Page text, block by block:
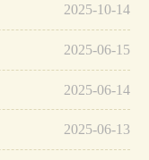
2025-10-14
2025-06-15
2025-06-14
2025-06-13